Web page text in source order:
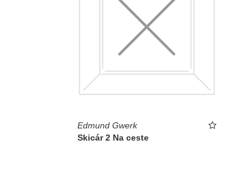
Edmund Gwerk
Skicár 2 Na ceste